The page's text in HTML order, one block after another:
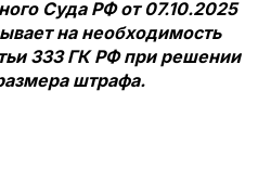
Суда РФ от 07.10.2025
на необходимость
333 ГК РФ при решении
штрафа.